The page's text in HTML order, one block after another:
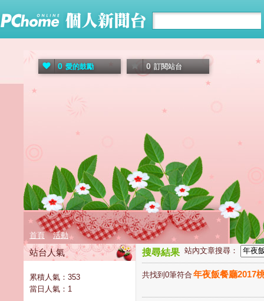
0 愛的鼓勵 0 訂閱站台
首頁 活動
搜尋結果 站內文章搜尋：
共找到0筆符合年夜飯餐廳2017
站台人氣
累積人氣： 353
當日人氣： 1